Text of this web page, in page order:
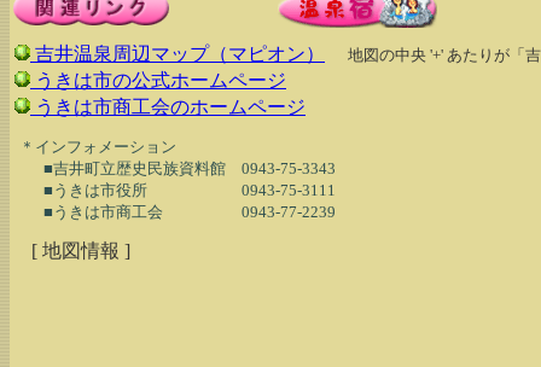
吉井温泉周辺マップ（マピオン） 地図の中央 '+' あたりが「
うきは市の公式ホームページ
うきは市商工会のホームページ
  ＊インフォメーション
■吉井町立歴史民族資料館　0943-75-3343
■うきは市役所　　　　　　0943-75-3111
[ 地図情報 ]